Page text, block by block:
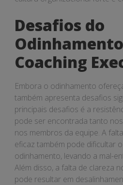
Desafios do
Coaching
Embora o odinhamento
também apresenta desafios
principais desafios é a
pode ser encontrada tanto
nos membros da equipe. A
eficaz também pode dificultar
odinhamento, levando a mal-
Além disso, a falta de clareza
pode resultar em